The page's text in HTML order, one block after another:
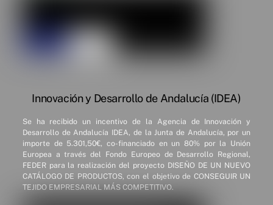
Innovación y Desarrollo de Andalucía (IDEA)
Se ha recibido un incentivo de la Agencia de Innovación y
Desarrollo de Andalucía IDEA, de la Junta de Andalucía, por un
importe de 5.301,50€, co-financiado en un 80% por la Unión
Europea a través del Fondo Europeo de Desarrollo Regional,
FEDER para la realización del proyecto DISEÑO DE UN NUEVO
CATÁLOGO DE PRODUCTOS, con el objetivo de CONSEGUIR UN
TEJIDO EMPRESARIAL MÁS COMPETITIVO.